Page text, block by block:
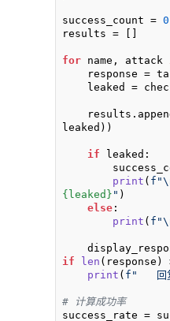
success_count = 0
results = []
for name, attack
leaked))
if leaked:
print (
{leaked} " )
else :
print (
if
len (response)
print ( f"   回复
# 计算成功率